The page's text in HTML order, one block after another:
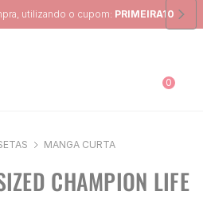
em pedidos acima de R$ 399,00
0
MANGA CURTA
CHAMPION LIFE